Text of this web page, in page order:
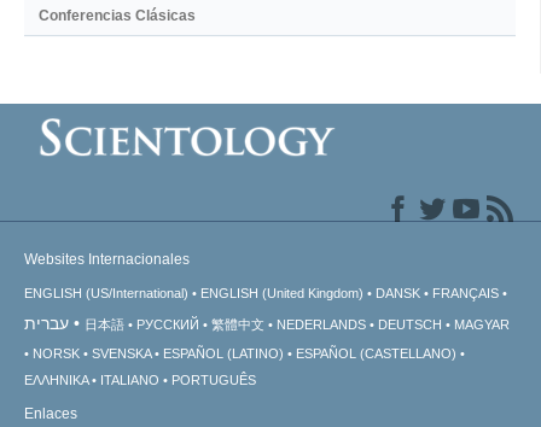
Conferencias Clásicas
Websites Internacionales
ENGLISH (US/International) ENGLISH (United Kingdom) DANSK FRANÇAIS
עברית 日本語 РУССКИЙ 繁體中文 NEDERLANDS DEUTSCH
MAGYAR
NORSK
SVENSKA ESPAÑOL (LATINO)
ESPAÑOL (CASTELLANO)
ΕΛΛΗΝΙΚA
ITALIANO PORTUGUÊS
Enlaces